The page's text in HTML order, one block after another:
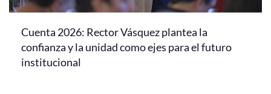
Cuenta 2026: Rector Vásquez plantea la
confianza y la unidad como ejes para el futuro
institucional